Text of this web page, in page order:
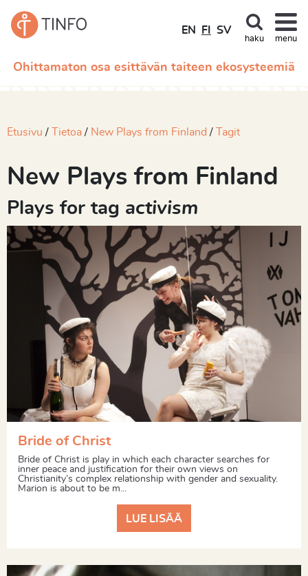
Ohittamaton osa esittävän taiteen ekosysteemiä
EN FI SV
haku menu
Etusivu Tietoa New Plays from Finland Tagit
New Plays from Finland
Plays for tag activism
Bride of Christ
Bride of Christ is play in which each character searches for
inner peace and justification for their own views on
Christianity’s complex relationship with gender and sexuality.
Marion is about to be m...
LUE LISÄÄ